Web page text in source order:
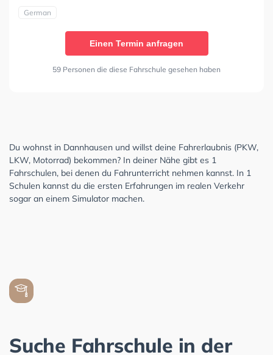
German
Einen Termin anfragen
59 Personen die diese Fahrschule gesehen haben
Du wohnst in Dannhausen und willst deine Fahrerlaubnis (PKW,
LKW, Motorrad) bekommen? In deiner Nähe gibt es 1
Fahrschulen, bei denen du Fahrunterricht nehmen kannst. In 1
Schulen kannst du die ersten Erfahrungen im realen Verkehr
sogar an einem Simulator machen.
Suche Fahrschule in der